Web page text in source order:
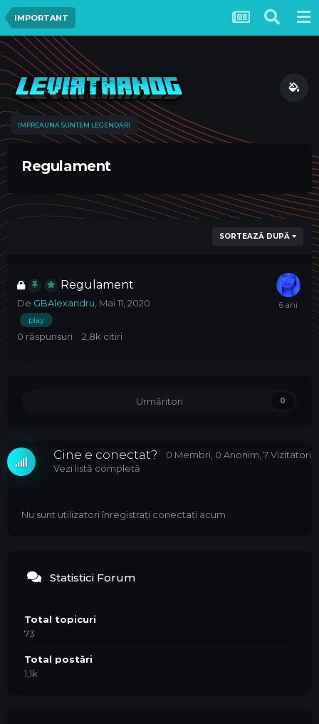
IMPORTANT
IMPREAUNA SUNTEM LEGENDARI
Regulament
SORTEAZĂ DUPĂ
Regulament
De GBAlexandru Mai 11, 2020
play
0 răspunsuri 2,8k citiri
Urmăritori 0
Cine e conectat? 0 Membri , 0 Anonim, 7 Vizitatori
Vezi listă completă
Nu sunt utilizatori înregistrați conectați acum
Statistici Forum
Total topicuri
73
Total postări
1,1k